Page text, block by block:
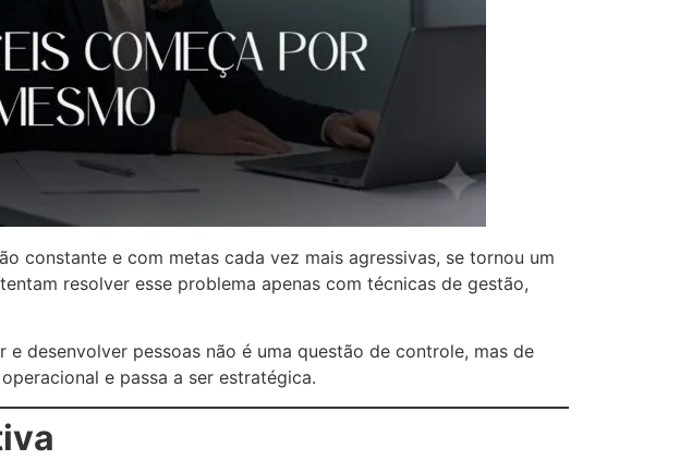
constante e com metas cada vez mais agressivas, se tornou um
resolver esse problema apenas com técnicas de gestão,
desenvolver pessoas não é uma questão de controle, mas de
e passa a ser estratégica.